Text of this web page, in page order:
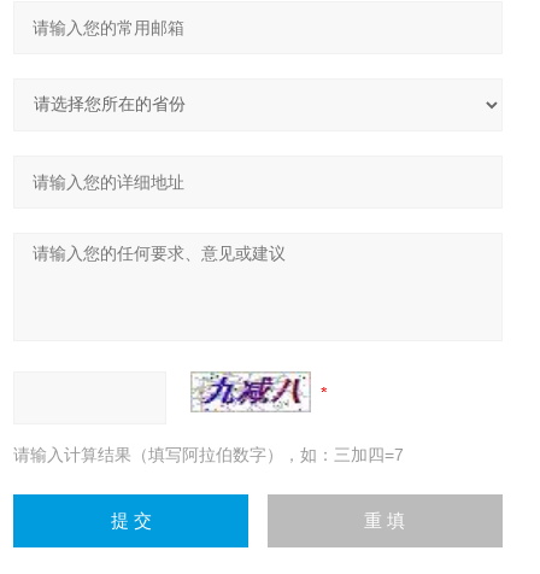
请输入计算结果（填写阿拉伯数字），如：三加四=7